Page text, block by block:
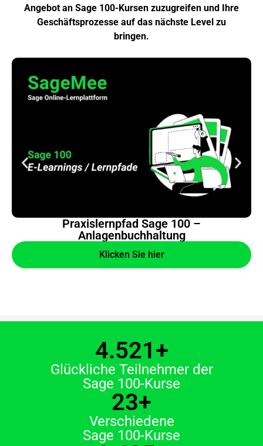
Angebot an Sage 100-Kursen zuzugreifen und Ihre
Geschäftsprozesse auf das nächste Level zu
bringen.
Praxislernpfad Sage 100 –
Anlagenbuchhaltung
Klicken Sie hier
Glückliche Teilnehmer der
Sage 100-Kurse
4.521+
Verschiedene
Sage 100-Kurse
23+